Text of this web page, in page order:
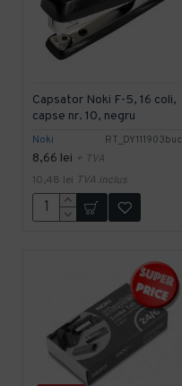
Noki RT_DY111903buc
Capsator Noki F-5, 16 coli,
capse nr. 10, negru
8,66 lei + TVA
10,48 lei TVA inclus